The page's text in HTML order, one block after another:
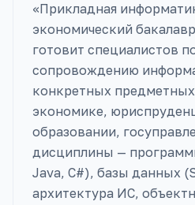
«Прикладная
экономический
готовит специалистов
сопровождению
конкретных предметных
экономике,
образовании,
дисциплины —
Java, C#), базы данных
архитектура ИС,